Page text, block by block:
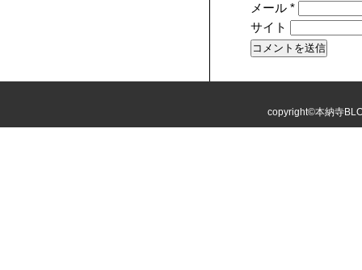
メール *
サイト
copyright©本納寺